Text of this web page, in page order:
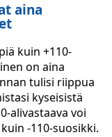
aina
kuin +110-
on aina
tulisi riippua
kyseisistä
alivastaava voi
-110-suosikki.